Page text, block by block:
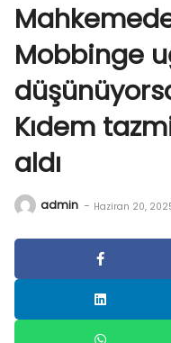
Mobbinge
Kıdem
aldı
admin - Haziran 20,